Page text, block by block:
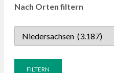
Nach Orten filtern